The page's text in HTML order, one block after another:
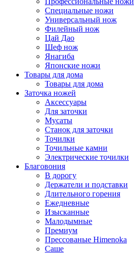
Специальные ножи
Универсальный нож
Филейный нож
Цай Дао
Шеф нож
Янагиба
Японские ножи
Товары для дома
Товары для дома
Заточка ножей
Аксессуары
Для заточки
Мусаты
Станок для заточки
Точилки
Точильные камни
Электрические точилки
Благовония
В дорогу
Держатели и подставки
Длительного горения
Ежедневные
Изысканные
Малодымные
Премиум
Прессованые Himenoka
Саше